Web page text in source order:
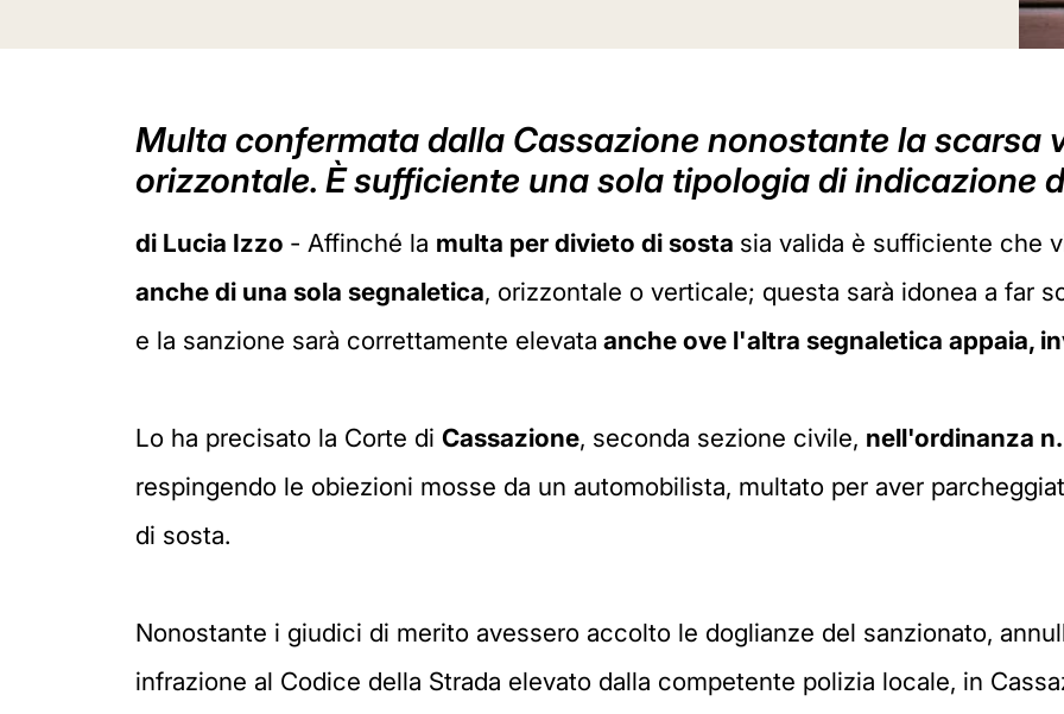
Multa confermata dalla Cassazione nonostante la scarsa
orizzontale. È sufficiente una sola tipologia di indicazione
di Lucia Izzo - Affinché la multa per divieto di sosta sia valida è sufficiente che
anche di una sola segnaletica, orizzontale o verticale; questa sarà idonea a far
e la sanzione sarà correttamente elevata anche ove l'altra segnaletica appaia,
Lo ha precisato la Corte di Cassazione, seconda sezione civile, nell'ordinanza
respingendo le obiezioni mosse da un automobilista, multato per aver
di sosta.
Nonostante i giudici di merito avessero accolto le doglianze del sanzionato,
infrazione al Codice della Strada elevato dalla competente polizia locale, in